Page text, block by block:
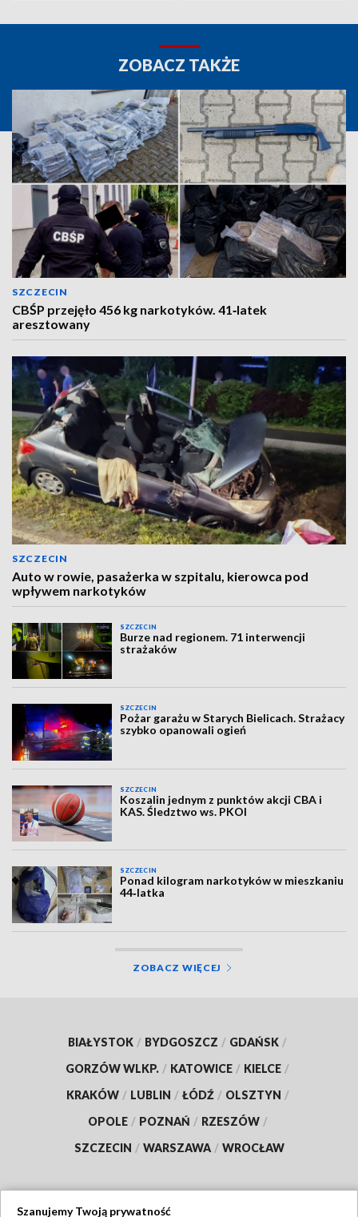
ZOBACZ TAKŻE
SZCZECIN
CBŚP przejęło 456 kg narkotyków. 41‑latek
aresztowany
SZCZECIN
Auto w rowie, pasażerka w szpitalu, kierowca pod
wpływem narkotyków
SZCZECIN
Burze nad regionem. 71 interwencji
strażaków
SZCZECIN
Pożar garażu w Starych Bielicach. Strażacy
szybko opanowali ogień
SZCZECIN
Koszalin jednym z punktów akcji CBA i
KAS. Śledztwo ws. PKOl
SZCZECIN
Ponad kilogram narkotyków w mieszkaniu
44‑latka
ZOBACZ WIĘCEJ
BIAŁYSTOK / BYDGOSZCZ / GDAŃSK /
GORZÓW WLKP. / KATOWICE / KIELCE /
KRAKÓW / LUBLIN / ŁÓDŹ / OLSZTYN /
OPOLE / POZNAŃ / RZESZÓW /
SZCZECIN / WARSZAWA / WROCŁAW
Szanujemy Twoją prywatność